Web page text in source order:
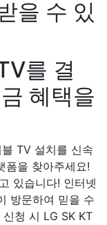
을 수 있
를 결
혜택을
TV 설치를 신속
폼을 찾아주세요!
있습니다! 인터넷
방문하여 믿을 수
청 시 LG SK KT